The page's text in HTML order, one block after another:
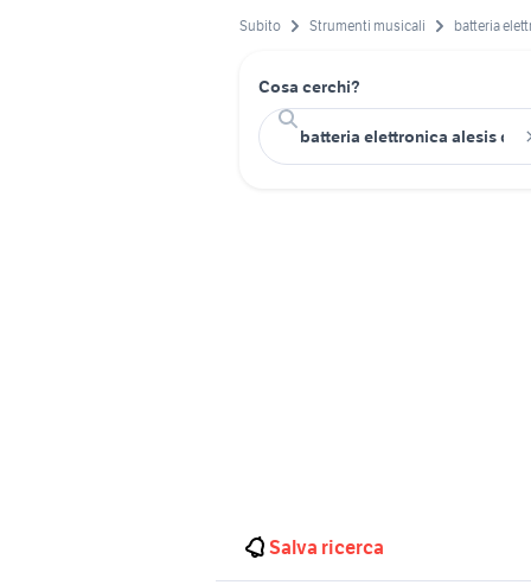
Subito Strumenti musicali batteria
Cosa cerchi?
Salva ricerca